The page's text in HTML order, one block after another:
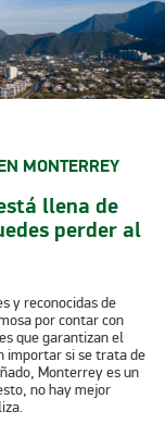
MONTERREY
llena de
perder al
y reconocidas de
por contar con
que garantizan el
importar si se trata de
Monterrey es un
no hay mejor